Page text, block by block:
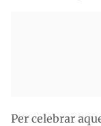
Per celebrar